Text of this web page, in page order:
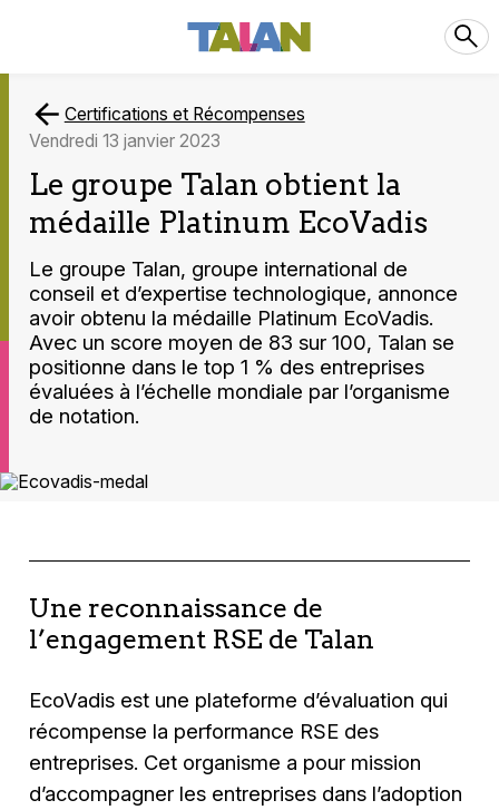
Certifications et Récompenses
vendredi 13 janvier 2023
Le groupe Talan obtient la
médaille Platinum EcoVadis
Le groupe Talan, groupe international de
conseil et d’expertise technologique, annonce
avoir obtenu la médaille Platinum EcoVadis.
Avec un score moyen de 83 sur 100, Talan se
positionne dans le top 1 % des entreprises
évaluées à l’échelle mondiale par l’organisme
de notation.
Une reconnaissance de
l’engagement RSE de Talan
EcoVadis est une plateforme d’évaluation qui
récompense la performance RSE des
entreprises. Cet organisme a pour mission
d’accompagner les entreprises dans l’adoption